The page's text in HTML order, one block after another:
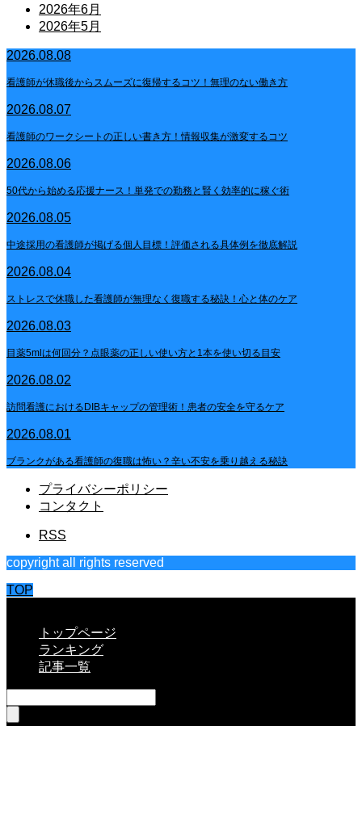
2026年6月
2026年5月
2026.08.08
看護師が休職後からスムーズに復帰するコツ！無理のない働き方
2026.08.07
看護師のワークシートの正しい書き方！情報収集が激変するコツ
2026.08.06
50代から始める応援ナース！単発での勤務と賢く効率的に稼ぐ術
2026.08.05
中途採用の看護師が掲げる個人目標！評価される具体例を徹底解説
2026.08.04
ストレスで休職した看護師が無理なく復職する秘訣！心と体のケア
2026.08.03
目薬5mlは何回分？点眼薬の正しい使い方と1本を使い切る目安
2026.08.02
訪問看護におけるDIBキャップの管理術！患者の安全を守るケア
2026.08.01
ブランクがある看護師の復職は怖い？辛い不安を乗り越える秘訣
プライバシーポリシー
コンタクト
RSS
copyright all rights reserved
TOP
トップページ
ランキング
記事一覧